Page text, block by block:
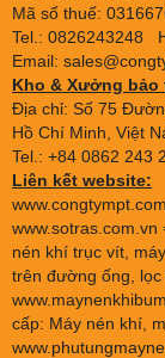
Mã số thuế:
Tel.: 0826243248
Email:
Kho & Xưởng bảo
Địa chỉ: Số 75
Hồ Chí Minh, Việt
Tel.: +84 0862 243
Liên kết website:
www.sotras.com.vn
nén khí trục vít,
trên đường ống, lọc
cấp: Máy nén khí,